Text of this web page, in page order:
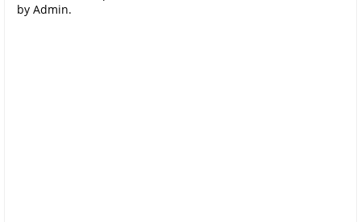
by Admin.